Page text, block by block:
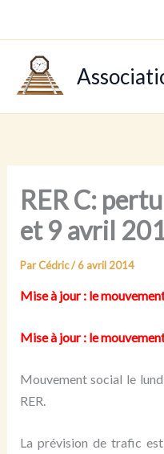
RER C:
et 9 avril
ParCédric/6 avril 2014
Mise à jour : le
Mise à jour : le
Mouvement social le
RER.
La prévision de trafic